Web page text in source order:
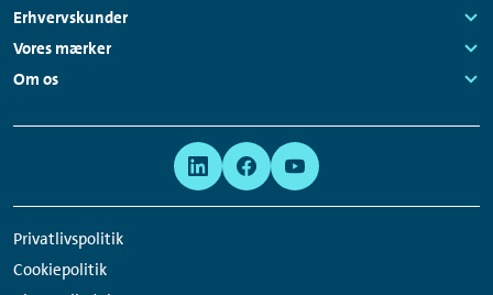
Navigation
Links:
Erhvervskunder
Links:
Vores mærker
Links:
Om os
Privatlivspolitik
Cookiepolitik
Network
Links